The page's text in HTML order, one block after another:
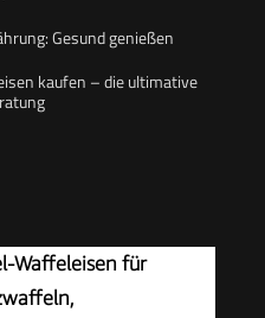
Gesund genießen
kaufen – die ultimative
Waffeleisen für